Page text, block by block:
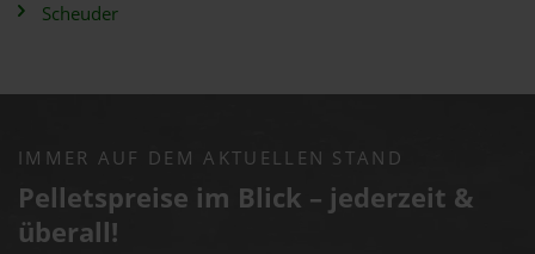
Scheuder
IMMER AUF DEM AKTUELLEN STAND
Pelletspreise im Blick – jederzeit &
überall!